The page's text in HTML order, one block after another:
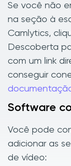
Se você não
na seção à
Camlytics,
Descoberta
com um link
conseguir
Software
Você pode
adicionar as
de vídeo: